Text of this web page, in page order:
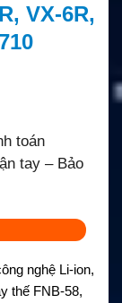
VX-6R,
toán
tay – Bảo
nghệ Li-ion,
thế FNB-58,